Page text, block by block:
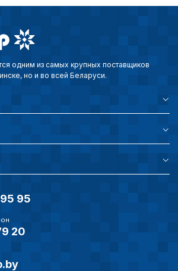
одним из самых крупных поставщиков
но и во всей Беларуси.
95
20